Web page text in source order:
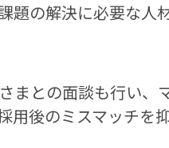
題の解決に必要な人
まとの面談も行い、
用後のミスマッチを